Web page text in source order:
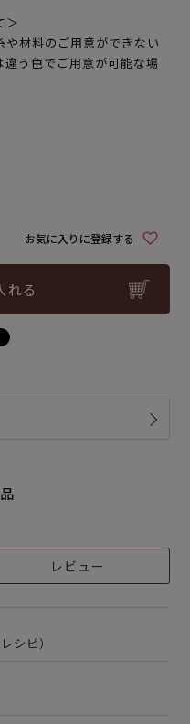
＞
材料のご用意ができない
う色でご用意が可能な場
お気に入りに登録する
れる
レビュー
シピ）